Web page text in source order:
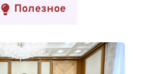
Полезное